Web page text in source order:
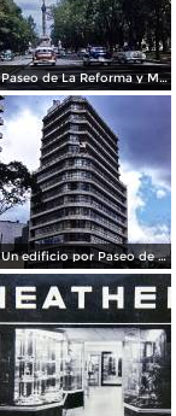
Paseo de La Reforma y Mto a La Independencia 1950
Un edificio por Paseo de La Reforma 1950